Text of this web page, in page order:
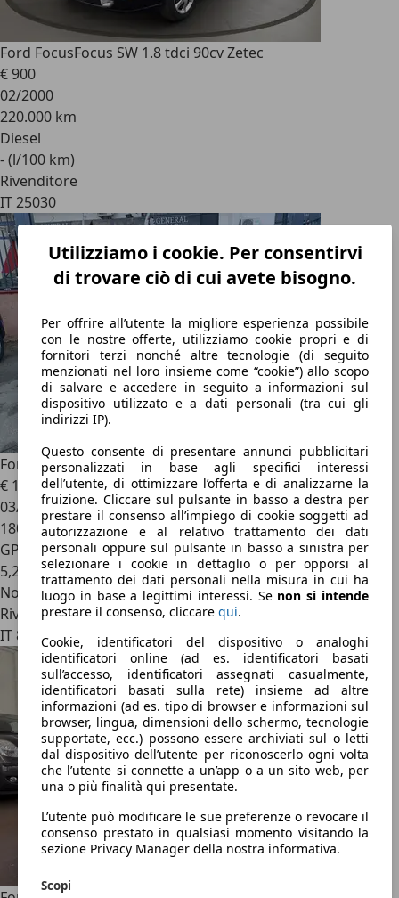
Utilizziamo i cookie. Per consentirvi
di trovare ciò di cui avete bisogno.
Per offrire all’utente la migliore esperienza possibile
con le nostre offerte, utilizziamo cookie propri e di
fornitori terzi nonché altre tecnologie (di seguito
menzionati nel loro insieme come “cookie”) allo scopo
di salvare e accedere in seguito a informazioni sul
dispositivo utilizzato e a dati personali (tra cui gli
indirizzi IP).
Questo consente di presentare annunci pubblicitari
personalizzati in base agli specifici interessi
dell’utente, di ottimizzare l’offerta e di analizzarne la
fruizione. Cliccare sul pulsante in basso a destra per
prestare il consenso all’impiego di cookie soggetti ad
autorizzazione e al relativo trattamento dei dati
personali oppure sul pulsante in basso a sinistra per
selezionare i cookie in dettaglio o per opporsi al
trattamento dei dati personali nella misura in cui ha
luogo in base a legittimi interessi. Se non si intende
prestare il consenso, cliccare qui.
Cookie, identificatori del dispositivo o analoghi
identificatori online (ad es. identificatori basati
sull’accesso, identificatori assegnati casualmente,
identificatori basati sulla rete) insieme ad altre
informazioni (ad es. tipo di browser e informazioni sul
browser, lingua, dimensioni dello schermo, tecnologie
supportate, ecc.) possono essere archiviati sul o letti
dal dispositivo dell’utente per riconoscerlo ogni volta
che l’utente si connette a un’app o a un sito web, per
una o più finalità qui presentate.
L’utente può modificare le sue preferenze o revocare il
consenso prestato in qualsiasi momento visitando la
sezione Privacy Manager della nostra informativa.
Scopi
Ford FocusFocus SW 1.8 tdci 90cv Zetec
€ 900
02/2000
220.000 km
Diesel
- (l/100 km)
Rivenditore
IT 25030
Ford FiestaFiesta VI 5p 1.2 Plus 60cv E6
€ 1.500
03/2017
180.000 km
GPL
5,2 l/100 km (comb.)
Novità
Rivenditore
IT 80050